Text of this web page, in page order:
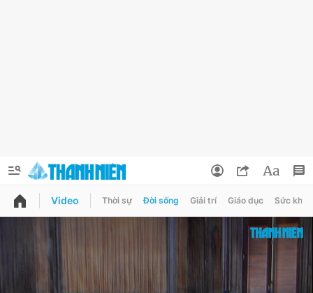
QUẢNG CÁO
Đổi mật khẩu
Video Thời sự Đời sống Giải trí Giáo dục Sức khỏe